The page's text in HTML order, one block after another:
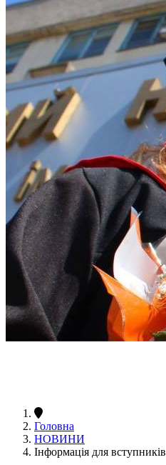
Головна
НОВИНИ
Інформація для вступників